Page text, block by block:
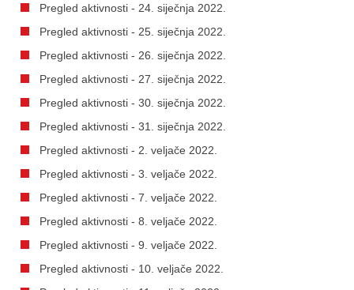
Pregled aktivnosti - 24. siječnja 2022.
Pregled aktivnosti - 25. siječnja 2022.
Pregled aktivnosti - 26. siječnja 2022.
Pregled aktivnosti - 27. siječnja 2022.
Pregled aktivnosti - 30. siječnja 2022.
Pregled aktivnosti - 31. siječnja 2022.
Pregled aktivnosti - 2. veljače 2022.
Pregled aktivnosti - 3. veljače 2022.
Pregled aktivnosti - 7. veljače 2022.
Pregled aktivnosti - 8. veljače 2022.
Pregled aktivnosti - 9. veljače 2022.
Pregled aktivnosti - 10. veljače 2022.